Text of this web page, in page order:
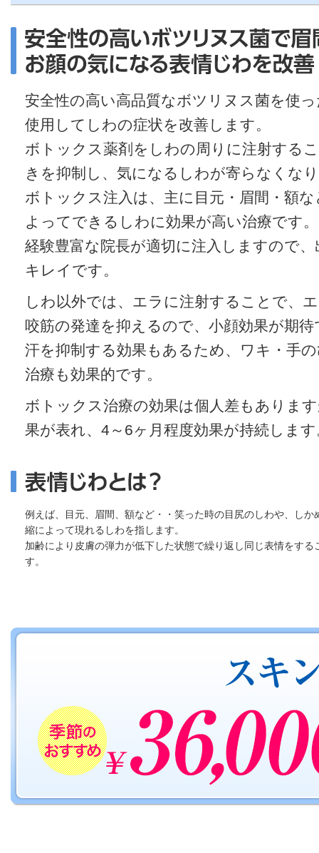
安全性の高い高品質なボツリヌス菌を使
使用してしわの症状を改善します。
ボトックス薬剤をしわの周りに注射する
きを抑制し、気になるしわが寄らなくな
ボトックス注入は、主に目元・眉間・額
よってできるしわに効果が高い治療です。
経験豊富な院長が適切に注入しますので
キレイです。
しわ以外では、エラに注射することで、
咬筋の発達を抑えるので、小顔効果が期
汗を抑制する効果もあるため、ワキ・手
治療も効果的です。
ボトックス治療の効果は個人差もありま
果が表れ、4～6ヶ月程度効果が持続します
例えば、目元、眉間、額など・・笑った時の目尻のしわや、し
縮によって現れるしわを指します。
加齢により皮膚の弾力が低下した状態で繰り返し同じ表情をす
す。